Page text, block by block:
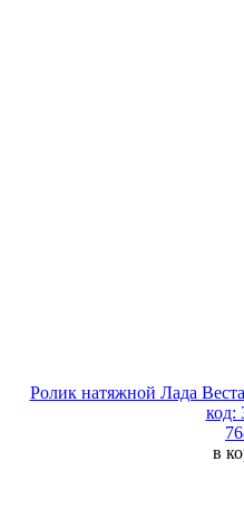
Ролик натяжной Лада
код:
в